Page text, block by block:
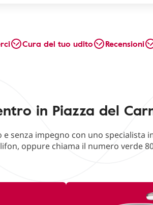
Cura del tuo udito Recensioni
in Piazza del
senza impegno con uno specialista
oppure chiama il numero verde